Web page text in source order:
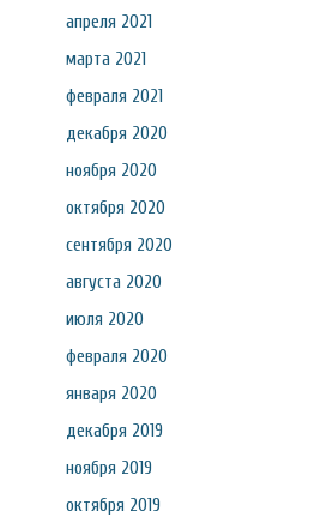
апреля 2021
марта 2021
февраля 2021
декабря 2020
ноября 2020
октября 2020
сентября 2020
августа 2020
июля 2020
февраля 2020
января 2020
декабря 2019
ноября 2019
октября 2019